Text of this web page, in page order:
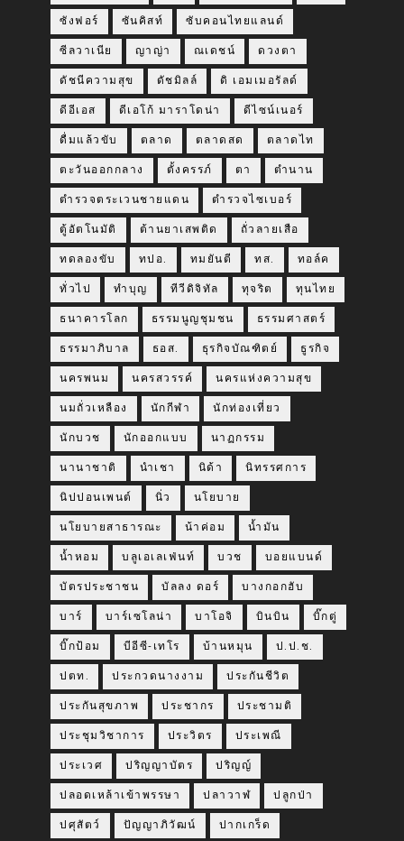
ซังฟอร์ ซันคิสท์ ซับคอนไทยแลนด์
ซีลวาเนีย ญาญ่า ณเดชน์ ดวงตา
ดัชนีความสุข ดัชมิลล์ ดิ เอมเมอรัลด์
ดีอีเอส ดีเอโก้ มาราโดน่า ดีไซน์เนอร์
ดื่มแล้วขับ ตลาด ตลาดสด ตลาดไท
ตะวันออกกลาง ตั้งครรภ์ ตา ตำนาน
ตำรวจตระเวนชายแดน ตำรวจไซเบอร์
ตู้อัตโนมัติ ต้านยาเสพติด ถั่วลายเสือ
ทดลองขับ ทปอ. ทมยันตี ทส. ทอล์ค
ทั่วไป ทำบุญ ทีวีดิจิทัล ทุจริต ทุนไทย
ธนาคารโลก ธรรมนูญชุมชน ธรรมศาสตร์
ธรรมาภิบาล ธอส. ธุรกิจบัณฑิตย์ ธูรกิจ
นครพนม นครสวรรค์ นครแห่งความสุข
นมถั่วเหลือง นักกีฬา นักท่องเที่ยว
นักบวช นักออกแบบ นาฏกรรม
นานาชาติ นำเชา นิด้า นิทรรศการ
นิปปอนเพนต์ นิ่ว นโยบาย
นโยบายสาธารณะ น้าค่อม น้ำมัน
น้ำหอม บลูเอเลเฟ่นท์ บวช บอยแบนด์
บัตรประชาชน บัลลง ดอร์ บางกอกฮับ
บาร์ บาร์เซโลน่า บาโอจิ บินบิน บิ๊กตู่
บิ๊กป้อม บีอีซี-เทโร บ้านหมุน ป.ป.ช.
ปตท. ประกวดนางงาม ประกันชีวิต
ประกันสุขภาพ ประชากร ประชามติ
ประชุมวิชาการ ประวิตร ประเพณี
ประเวศ ปริญญาบัตร ปริญญ์
ปลอดเหล้าเข้าพรรษา ปลาวาฬ ปลูกป่า
ปศุสัตว์ ปัญญาภิวัฒน์ ปากเกร็ด